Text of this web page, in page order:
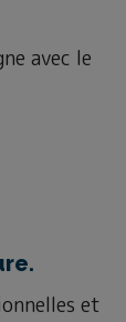
avec le
et